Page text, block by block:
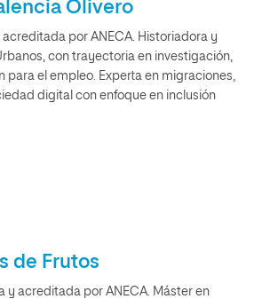
Olivero
por ANECA. Historiadora y
con trayectoria en investigación,
para el empleo. Experta en migraciones,
digital con enfoque en inclusión
de Frutos
y acreditada por ANECA. Máster en